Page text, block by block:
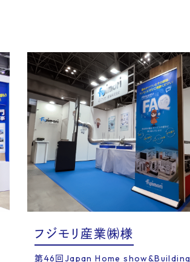
フジモリ産業㈱様
第46回Japan Home show&Building